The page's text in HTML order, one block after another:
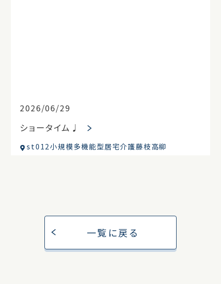
2026/06/29
ショータイム♩
st012小規模多機能型居宅介護藤枝高柳
一覧に戻る